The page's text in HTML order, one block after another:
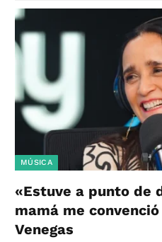
MÚSICA
«Estuve a punto de
mamá me
Venegas